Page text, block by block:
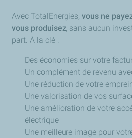
Avec TotalEnergies, vous ne
vous produisez, sans aucun
part. À la clé :
Des économies sur votre
Un complément de revenu
Une réduction de votre
Une valorisation de vos
Une amélioration de votre
électrique
Une meilleure image pour